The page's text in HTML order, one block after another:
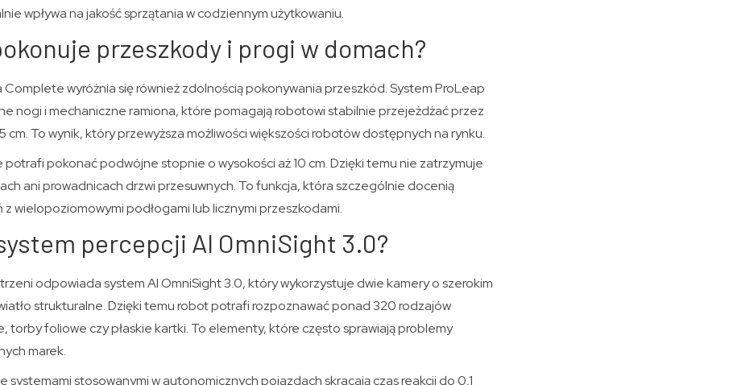
wpływa na jakość sprzątania w codziennym użytkowaniu.
przeszkody i progi w domach?
Complete wyróżnia się również zdolnością pokonywania przeszkód. System ProLeap
nogi i mechaniczne ramiona, które pomagają robotowi stabilnie przejeżdżać przez
cm. To wynik, który przewyższa możliwości większości robotów dostępnych na rynku.
pokonać podwójne stopnie o wysokości aż 10 cm. Dzięki temu nie zatrzymuje
ani prowadnicach drzwi przesuwnych. To funkcja, która szczególnie docenią
z wielopoziomowymi podłogami lub licznymi przeszkodami.
percepcji AI OmniSight 3.0?
odpowiada system AI OmniSight 3.0, który wykorzystuje dwie kamery o szerokim
strukturalne. Dzięki temu robot potrafi rozpoznawać ponad 320 rodzajów
torby foliowe czy płaskie kartki. To elementy, które często sprawiają problemy
marek.
systemami stosowanymi w autonomicznych pojazdach skracają czas reakcji do 0,1